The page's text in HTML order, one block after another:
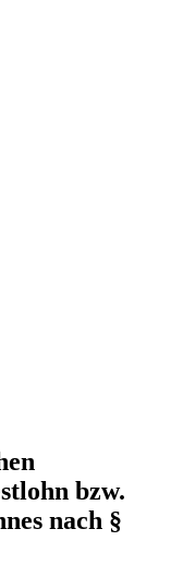
bzw.
nach §